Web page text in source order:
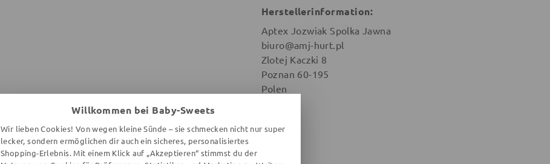
Herstellerinformation:
Aptex Jozwiak Spolka Jawna
biuro@amj-hurt.pl
Zlotej Kaczki 8
Poznan 60-195
Polen
Willkommen bei Baby-Sweets
Wir lieben Cookies! Von wegen kleine Sünde – sie schmecken nicht nur super
lecker, sondern ermöglichen dir auch ein sicheres, personalisiertes
Shopping-Erlebnis. Mit einem Klick auf „Akzeptieren“ stimmst du der